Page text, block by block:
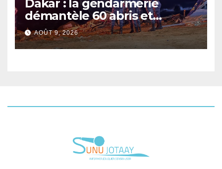
Dakar : la gendarmerie
démantèle 60 abris et
interpelle 27 personnes
AOÛT 9, 2026